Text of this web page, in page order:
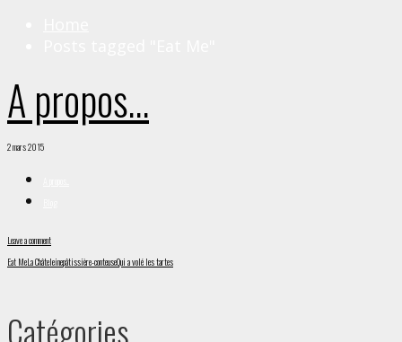
A propos…
2 mars 2015
Leave a comment
Eat MeLa Châteleinepâtissière-conteuseQui a volé les tartes
Catégories